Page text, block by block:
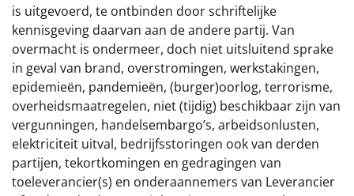
is uitgevoerd, te ontbinden door schriftelijke
kennisgeving daarvan aan de andere partij. Van
overmacht is ondermeer, doch niet uitsluitend sprake
in geval van brand, overstromingen, werkstakingen,
epidemieën, pandemieën, (burger)oorlog, terrorisme,
overheidsmaatregelen, niet (tijdig) beschikbaar zijn van
vergunningen, handelsembargo’s, arbeidsonlusten,
elektriciteit uitval, bedrijfsstoringen ook van derden
partijen, tekortkomingen en gedragingen van
toeleverancier(s) en onderaannemers van Leverancier